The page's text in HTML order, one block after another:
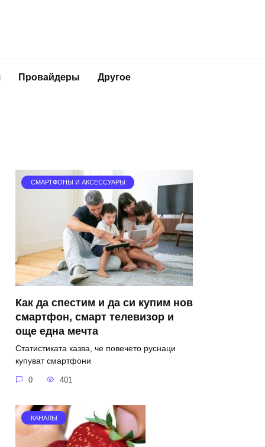
Провайдеры Другое
СМАРТФОНЫ И АКСЕССУАРЫ
Как да спестим и да си купим нов
смартфон, смарт телевизор и
още една мечта
Статистиката казва, че повечето руснаци
купуват смартфони
0 401
КАНАЛЫ